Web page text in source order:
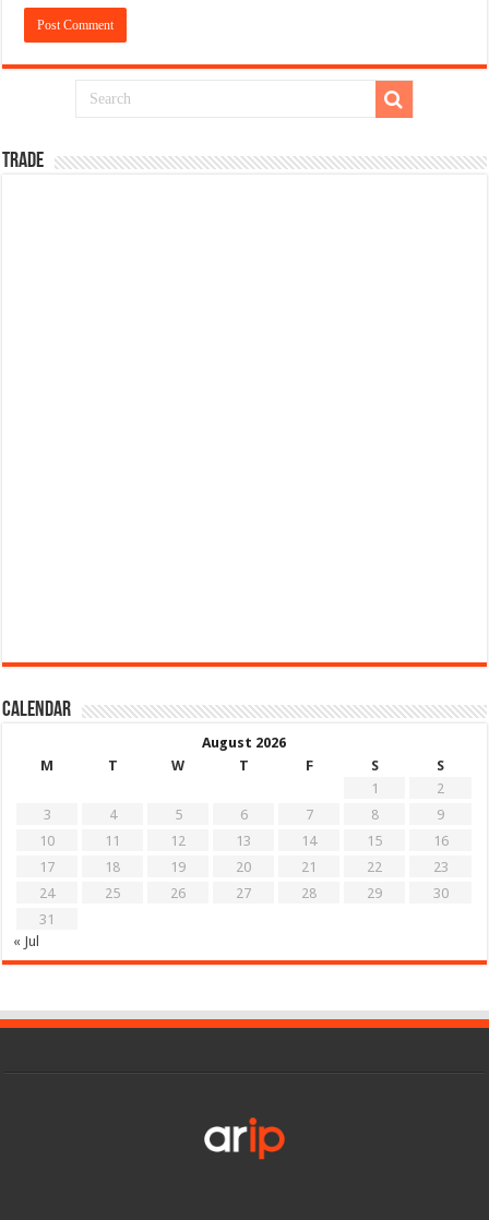
TRADE
Calendar
August 2026
M
T W T F S
S
1
2
3
4 5 6 7 8
9
10
11 12 13 14 15
16
17
18 19 20 21 22
23
24
25 26 27 28 29
30
31
« Jul